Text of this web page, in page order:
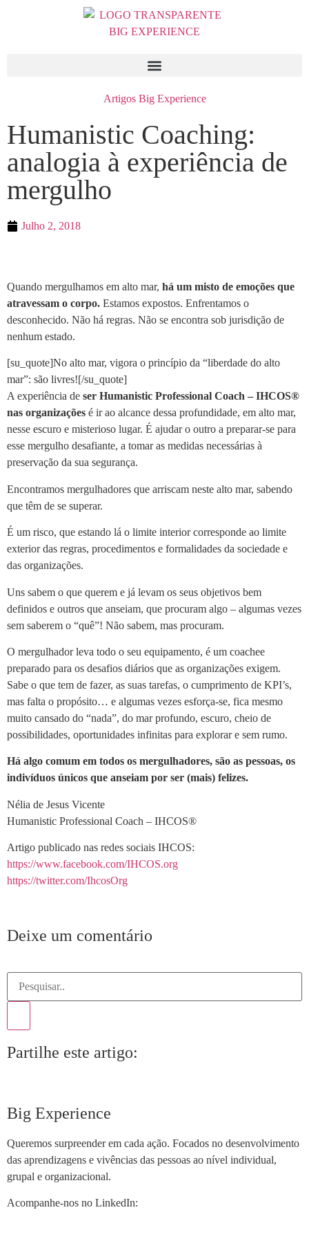
Artigos Big Experience
Humanistic Coaching:
analogia à experiência de
mergulho
Julho 2, 2018
Quando mergulhamos em alto mar, há um misto de emoções que
atravessam o corpo. Estamos expostos. Enfrentamos o
desconhecido. Não há regras. Não se encontra sob jurisdição de
nenhum estado.
[su_quote]No alto mar, vigora o princípio da “liberdade do alto
mar”: são livres![/su_quote]
A experiência de ser Humanistic Professional Coach – IHCOS®
nas organizações é ir ao alcance dessa profundidade, em alto mar,
nesse escuro e misterioso lugar. É ajudar o outro a preparar-se para
esse mergulho desafiante, a tomar as medidas necessárias à
preservação da sua segurança.
Encontramos mergulhadores que arriscam neste alto mar, sabendo
que têm de se superar.
É um risco, que estando lá o limite interior corresponde ao limite
exterior das regras, procedimentos e formalidades da sociedade e
das organizações.
Uns sabem o que querem e já levam os seus objetivos bem
definidos e outros que anseiam, que procuram algo – algumas vezes
sem saberem o “quê”! Não sabem, mas procuram.
O mergulhador leva todo o seu equipamento, é um coachee
preparado para os desafios diários que as organizações exigem.
Sabe o que tem de fazer, as suas tarefas, o cumprimento de KPI’s,
mas falta o propósito… e algumas vezes esforça-se, fica mesmo
muito cansado do “nada”, do mar profundo, escuro, cheio de
possibilidades, oportunidades infinitas para explorar e sem rumo.
Há algo comum em todos os mergulhadores, são as pessoas, os
indivíduos únicos que anseiam por ser (mais) felizes.
Nélia de Jesus Vicente
Humanistic Professional Coach – IHCOS®
Artigo publicado nas redes sociais IHCOS:
https://www.facebook.com/IHCOS.org
https://twitter.com/IhcosOrg
Deixe um comentário
Partilhe este artigo:
Big Experience
Queremos surpreender em cada ação. Focados no desenvolvimento
das aprendizagens e vivências das pessoas ao nível individual,
grupal e organizacional.
Acompanhe-nos no LinkedIn: